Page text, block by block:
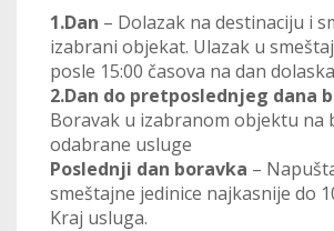
1.Dan – Dolazak na destinaciju i
izabrani objekat. Ulazak u
posle 15:00 časova na dan
2.Dan do pretposlednjeg dana
Boravak u izabranom objektu na
odabrane usluge
Poslednji dan boravka –
smeštajne jedinice najkasnije do
Kraj usluga.